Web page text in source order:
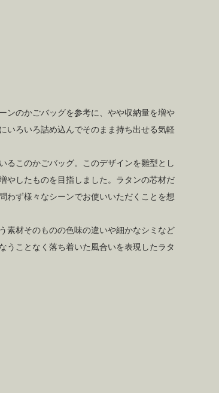
ンのかごバッグを参考に、やや収納量を増や
いろいろ詰め込んでそのまま持ち出せる気軽
このかごバッグ。このデザインを雛型とし
やしたものを目指しました。ラタンの芯材だ
わず様々なシーンでお使いいただくことを想
素材そのものの色味の違いや細かなシミなど
うことなく落ち着いた風合いを表現したラタ